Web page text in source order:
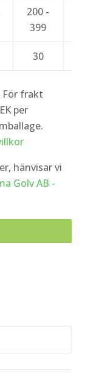
200 -
399
30
För frakt
per
hänvisar vi
Golv AB -